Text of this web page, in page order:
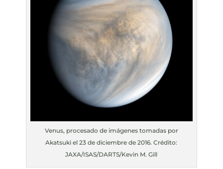
Venus, procesado de imágenes tomadas por
Akatsuki el 23 de diciembre de 2016. Crédito:
JAXA/ISAS/DARTS/Kevin M. Gill